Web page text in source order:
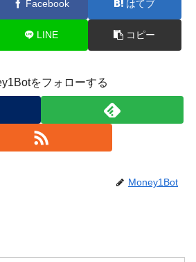
Facebook はてブ
LINE コピー
をフォローする
Money1Bot